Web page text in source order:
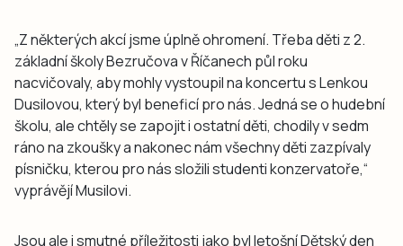
„Z některých akcí jsme úplně ohromení. Třeba děti z 2.
základní školy Bezručova v Říčanech půl roku
nacvičovaly, aby mohly vystoupil na koncertu s Lenkou
Dusilovou, který byl beneficí pro nás. Jedná se o hudební
školu, ale chtěly se zapojit i ostatní děti, chodily v sedm
ráno na zkoušky a nakonec nám všechny děti zazpívaly
písničku, kterou pro nás složili studenti konzervatoře,“
vyprávějí Musilovi.
Jsou ale i smutné příležitosti jako byl letošní Dětský den